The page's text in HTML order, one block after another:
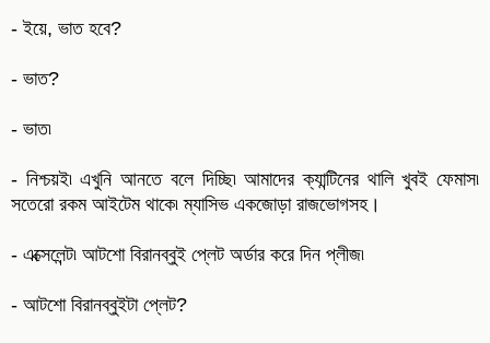
- ইয়ে, ভাত হবে?
- ভাত?
- ভাত৷
- নিশ্চয়ই৷ এখুনি আনতে বলে দিচ্ছি৷ আমাদের ক্যান্টিনের থালি খুবই ফেমাস৷
সতেরো রকম আইটেম থাকে৷ ম্যাসিভ একজোড়া রাজভোগসহ।
- এক্সেলেন্ট৷ আটশো বিরানব্বুই প্লেট অর্ডার করে দিন প্লীজ৷
- আটশো বিরানব্বুইটা প্লেট?